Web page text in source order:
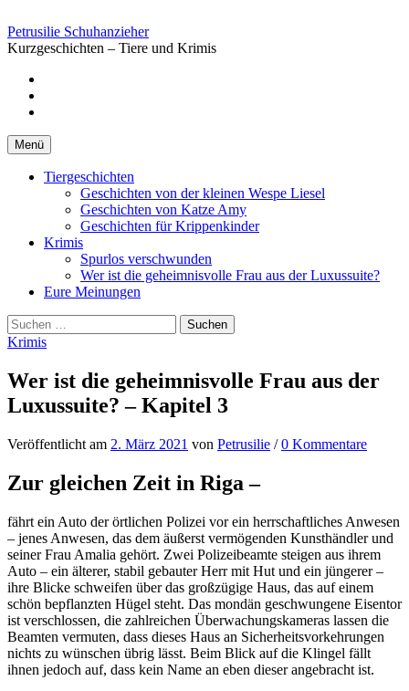
zum
Inhalt
Petrusilie Schuhanzieher
Kurzgeschichten – Tiere und Krimis
Menü
Tiergeschichten
Geschichten von der kleinen Wespe Liesel
Geschichten von Katze Amy
Geschichten für Krippenkinder
Krimis
Spurlos verschwunden
Wer ist die geheimnisvolle Frau aus der Luxussuite?
Eure Meinungen
Suchen
nach:
Krimis
Wer ist die geheimnisvolle Frau aus der
Luxussuite? – Kapitel 3
Veröffentlicht am 2. März 2021 von Petrusilie /0 Kommentare
Zur gleichen Zeit in Riga –
fährt ein Auto der örtlichen Polizei vor ein herrschaftliches Anwesen
– jenes Anwesen, das dem äußerst vermögenden Kunsthändler und
seiner Frau Amalia gehört. Zwei Polizeibeamte steigen aus ihrem
Auto – ein älterer, stabil gebauter Herr mit Hut und ein jüngerer –
ihre Blicke schweifen über das großzügige Haus, das auf einem
schön bepflanzten Hügel steht. Das mondän geschwungene Eisentor
ist verschlossen, die zahlreichen Überwachungskameras lassen die
Beamten vermuten, dass dieses Haus an Sicherheitsvorkehrungen
nichts zu wünschen übrig lässt. Beim Blick auf die Klingel fällt
ihnen jedoch auf, dass kein Name an eben dieser angebracht ist.